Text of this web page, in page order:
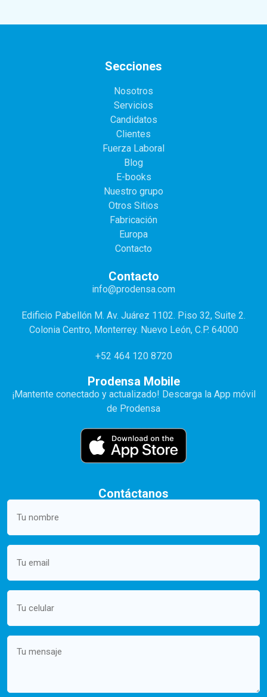
Secciones
Nosotros
Servicios
Candidatos
Clientes
Fuerza Laboral
Blog
E-books
Nuestro grupo
Otros Sitios
Fabricación
Europa
Contacto
Contacto
info@prodensa.com
Edificio Pabellón M. Av. Juárez 1102. Piso 32, Suite 2.
Colonia Centro, Monterrey. Nuevo León, C.P. 64000
+52 464 120 8720
Prodensa Mobile
¡Mantente conectado y actualizado! Descarga la App móvil
de Prodensa
Contáctanos